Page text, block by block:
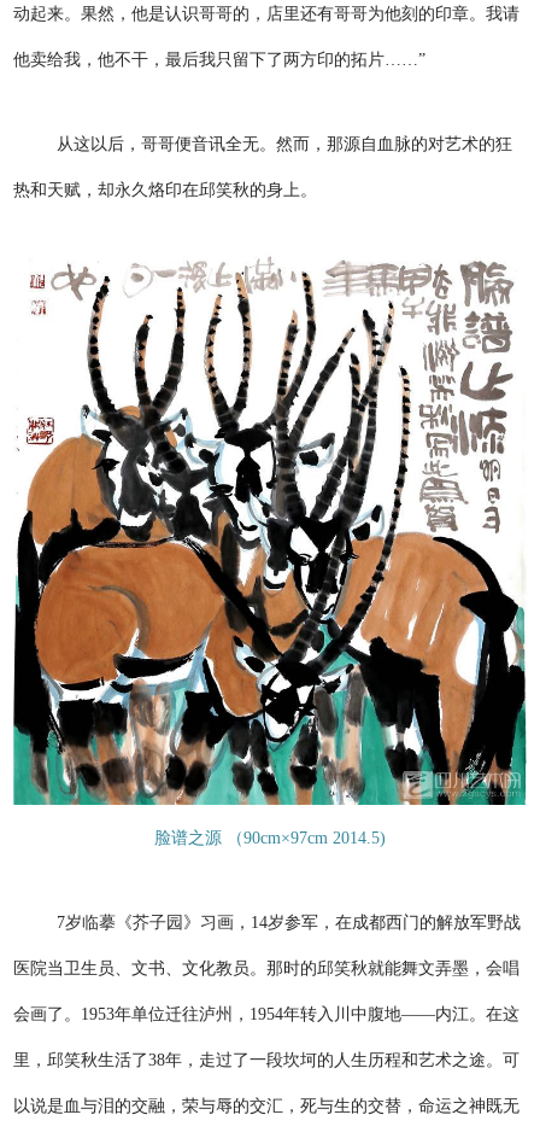
动起来。果然，他是认识哥哥的，店里还有哥哥为他刻的印章。我请
他卖给我，他不干，最后我只留下了两方印的拓片……”
从这以后，哥哥便音讯全无。然而，那源自血脉的对艺术的狂
热和天赋，却永久烙印在邱笑秋的身上。
脸谱之源 （90cm×97cm 2014.5)
7岁临摹《芥子园》习画，14岁参军，在成都西门的解放军野战
医院当卫生员、文书、文化教员。那时的邱笑秋就能舞文弄墨，会唱
会画了。1953年单位迁往泸州，1954年转入川中腹地——内江。在这
里，邱笑秋生活了38年，走过了一段坎坷的人生历程和艺术之途。可
以说是血与泪的交融，荣与辱的交汇，死与生的交替，命运之神既无